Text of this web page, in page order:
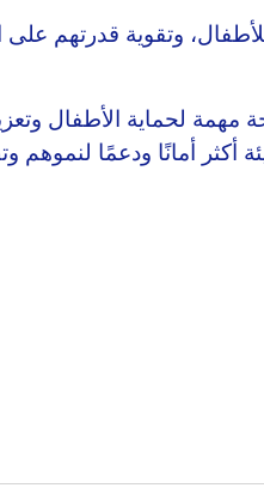
وتقوية قدرتهم على
لحماية الأطفال